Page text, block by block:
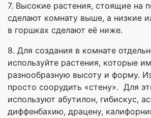
7. Высокие растения, стоящие на
сделают комнату выше, а низкие
в горшках сделают её ниже.
8. Для создания в комнате
используйте растения, которые
разнообразную высоту и форму.
просто соорудить «стену». Для
используют абутилон, гибискус,
диффенбахию, драцену,